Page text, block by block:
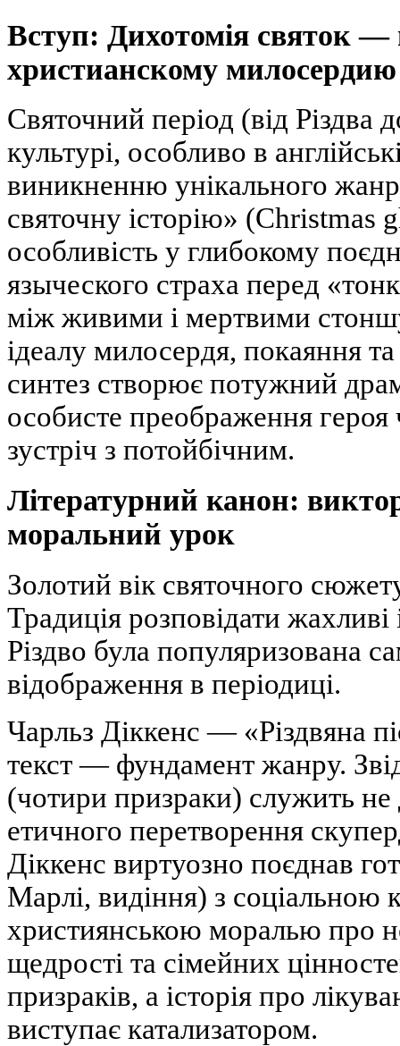
Вступ: Дихотомія святок —
христианскому милосердию
Святочний період (від Різдва
культурі, особливо в
виникненню унікального
святочну історію» (Christmas
особливість у глибокому
языческого страха перед
між живими і мертвими
ідеалу милосердя, покаяння
синтез створює потужний
особисте преображення героя
зустріч з потойбічним.
Літературний канон:
моральний урок
Золотий вік святочного
Традиція розповідати жахливі
Різдво була популяризована
відображення в періодиці.
Чарльз Діккенс — «Різдвяна
текст — фундамент жанру.
(чотири призраки) служить
етичного перетворення
Діккенс виртуозно поєднав
Марлі, видіння) з соціальною
християнською моралью про
щедрості та сімейних
призраків, а історія про
виступає катализатором.